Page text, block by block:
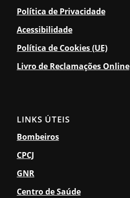
Política de Privacidade
Acessibilidade
Política de Cookies (UE)
Livro de Reclamações Online
LINKS ÚTEIS
Bombeiros
CPCJ
GNR
Centro de Saúde